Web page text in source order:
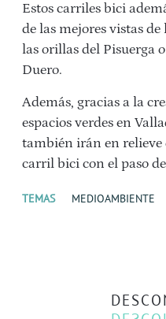
Estos carriles bici
de las mejores vistas
las orillas del Pisuerga
Duero.
Además, gracias a la
espacios verdes en
también irán en relieve
carril bici con el paso de
TEMAS MEDIOAMBIENTE